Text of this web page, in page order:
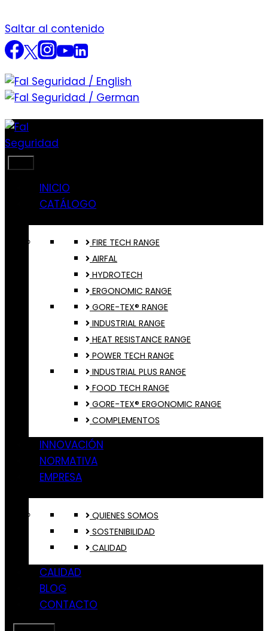
Saltar al contenido
INICIO
CATÁLOGO
FIRE TECH RANGE
AIRFAL
HYDROTECH
ERGONOMIC RANGE
GORE-TEX® RANGE
INDUSTRIAL RANGE
HEAT RESISTANCE RANGE
POWER TECH RANGE
INDUSTRIAL PLUS RANGE
FOOD TECH RANGE
GORE-TEX® ERGONOMIC RANGE
COMPLEMENTOS
INNOVACIÓN
NORMATIVA
EMPRESA
QUIENES SOMOS
SOSTENIBILIDAD
CALIDAD
CALIDAD
BLOG
CONTACTO